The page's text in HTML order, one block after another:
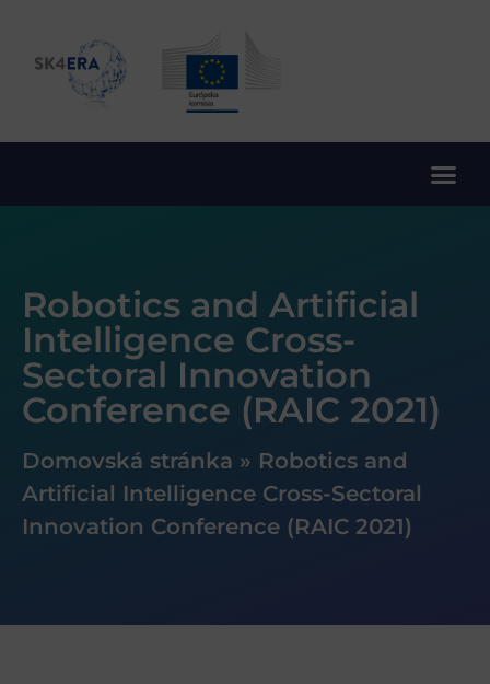
Robotics and Artificial
Intelligence Cross-
Sectoral Innovation
Conference (RAIC 2021)
Domovská stránka » Robotics and
Artificial Intelligence Cross-Sectoral
Innovation Conference (RAIC 2021)